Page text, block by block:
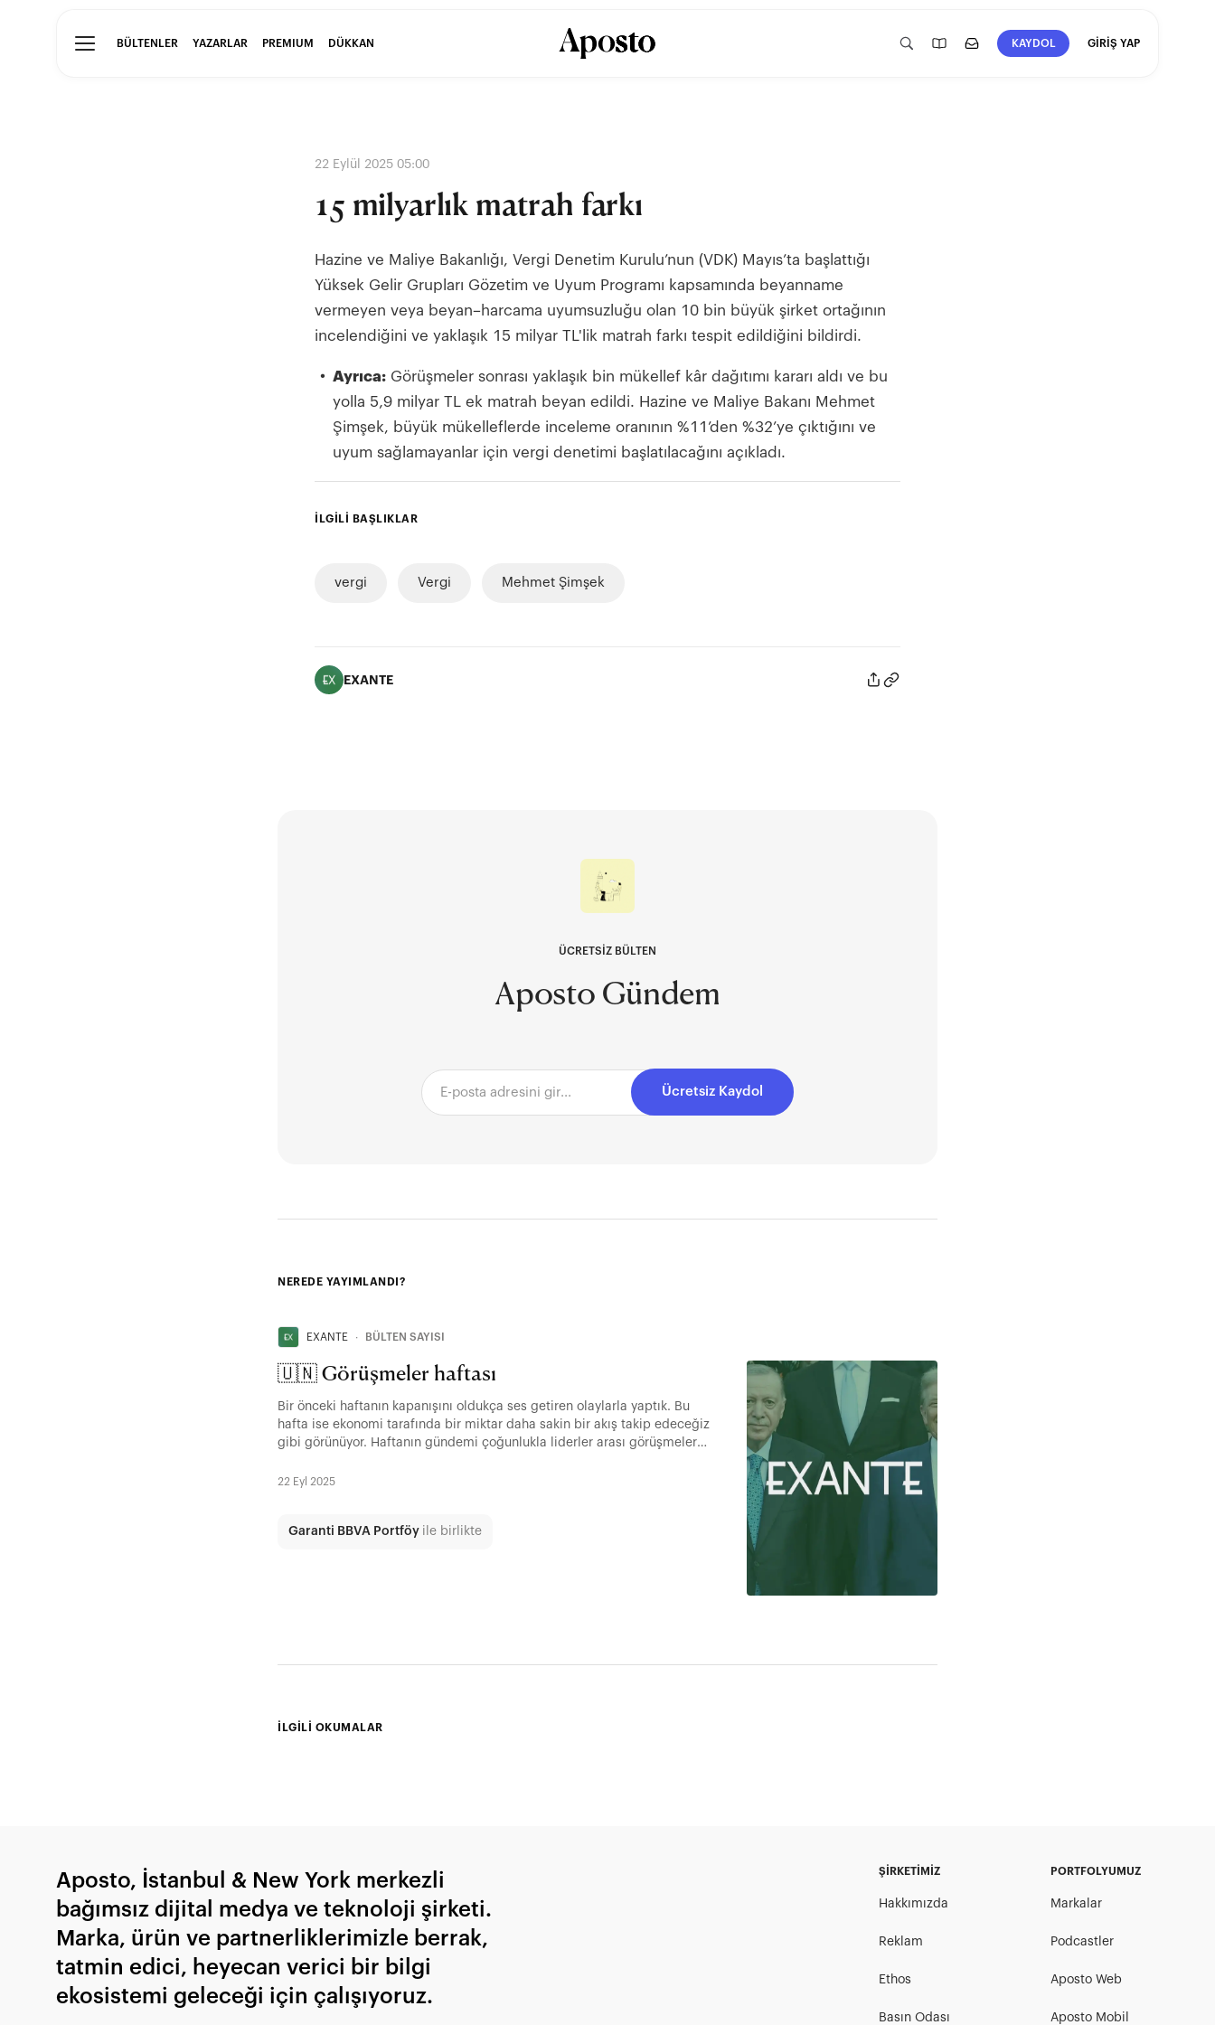
BÜLTENLER YAZARLAR PREMIUM DÜKKAN KAYDOL GİRİŞ YAP
22 Eylül 2025 05:00
15 milyarlık matrah farkı
Hazine ve Maliye Bakanlığı, Vergi Denetim Kurulu’nun (VDK) Mayıs’ta başlattığı
Yüksek Gelir Grupları Gözetim ve Uyum Programı kapsamında beyanname
vermeyen veya beyan–harcama uyumsuzluğu olan 10 bin büyük şirket ortağının
incelendiğini ve yaklaşık 15 milyar TL'lik matrah farkı tespit edildiğini bildirdi.
Ayrıca: Görüşmeler sonrası yaklaşık bin mükellef kâr dağıtımı kararı aldı ve bu
yolla 5,9 milyar TL ek matrah beyan edildi. Hazine ve Maliye Bakanı Mehmet
Şimşek, büyük mükelleflerde inceleme oranının %11’den %32’ye çıktığını ve
uyum sağlamayanlar için vergi denetimi başlatılacağını açıkladı.
İLGİLİ BAŞLIKLAR
vergi Vergi Mehmet Şimşek
EXANTE
ÜCRETSİZ BÜLTEN
Aposto Gündem
Ücretsiz Kaydol
NEREDE YAYIMLANDI?
EXANTE ∙ BÜLTEN SAYISI
🇺🇳 Görüşmeler haftası
Bir önceki haftanın kapanışını oldukça ses getiren olaylarla yaptık. Bu
hafta ise ekonomi tarafında bir miktar daha sakin bir akış takip edeceğiz
gibi görünüyor. Haftanın gündemi çoğunlukla liderler arası görüşmeler
22 Eyl 2025
Garanti BBVA Portföy ile birlikte
İLGİLİ OKUMALAR
Aposto, İstanbul & New York merkezli
bağımsız dijital medya ve teknoloji şirketi.
Marka, ürün ve partnerliklerimizle berrak,
tatmin edici, heyecan verici bir bilgi
ekosistemi geleceği için çalışıyoruz.
ŞİRKETİMİZ
Hakkımızda
Reklam
Ethos
Basın Odası
PORTFOLYUMUZ
Markalar
Podcastler
Aposto Web
Aposto Mobil